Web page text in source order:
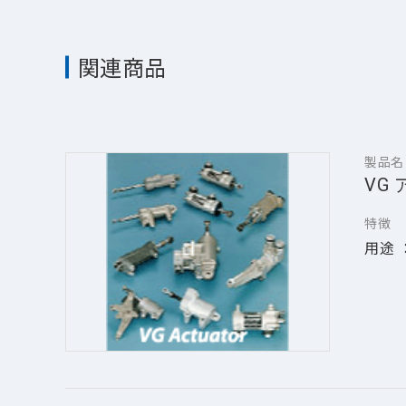
関連商品
製品名
VG
特徴
用途